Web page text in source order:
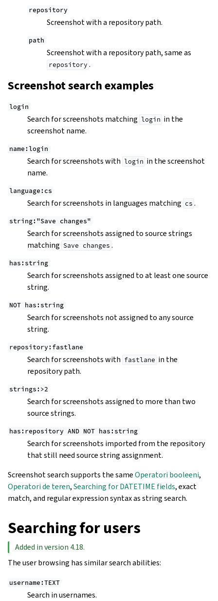
repository
Screenshot with a repository path.
path
Screenshot with a repository path, same as
repository .
Screenshot search examples
login
Search for screenshots matching login in the
screenshot name.
name:login
Search for screenshots with login in the screenshot
name.
language:cs
Search for screenshots in languages matching cs .
string:"Save changes"
Search for screenshots assigned to source strings
matching Save changes .
has:string
Search for screenshots assigned to at least one source
string.
NOT has:string
Search for screenshots not assigned to any source
string.
repository:fastlane
Search for screenshots with fastlane in the
repository path.
strings:>2
Search for screenshots assigned to more than two
source strings.
has:repository AND NOT has:string
Search for screenshots imported from the repository
that still need source string assignment.
Screenshot search supports the sameOperatori booleeni,
Operatori de teren,Searching for DATETIME fields, exact
match, and regular expression syntax as string search.
Searching for users
Added in version 4.18.
The user browsing has similar search abilities:
username:TEXT
Search in usernames.